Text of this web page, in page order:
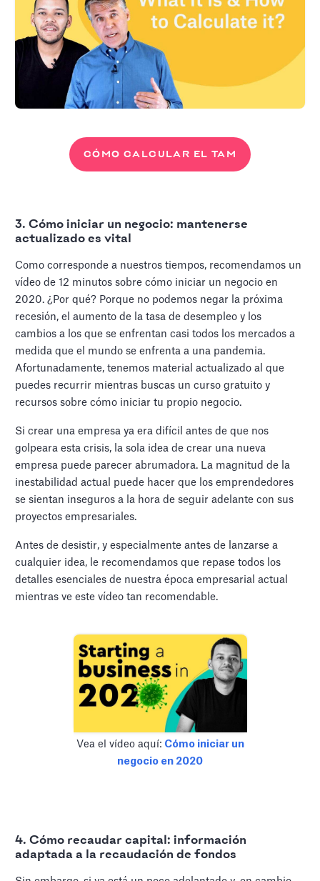
CÓMO CALCULAR EL TAM
3. Cómo iniciar un negocio: mantenerse
actualizado es vital
Como corresponde a nuestros tiempos, recomendamos un
vídeo de 12 minutos sobre cómo iniciar un negocio en
2020. ¿Por qué? Porque no podemos negar la próxima
recesión, el aumento de la tasa de desempleo y los
cambios a los que se enfrentan casi todos los mercados a
medida que el mundo se enfrenta a una pandemia.
Afortunadamente, tenemos material actualizado al que
puedes recurrir mientras buscas un curso gratuito y
recursos sobre cómo iniciar tu propio negocio.
Si crear una empresa ya era difícil antes de que nos
golpeara esta crisis, la sola idea de crear una nueva
empresa puede parecer abrumadora. La magnitud de la
inestabilidad actual puede hacer que los emprendedores
se sientan inseguros a la hora de seguir adelante con sus
proyectos empresariales.
Antes de desistir, y especialmente antes de lanzarse a
cualquier idea, le recomendamos que repase todos los
detalles esenciales de nuestra época empresarial actual
mientras ve este vídeo tan recomendable.
Vea el vídeo aquí: Cómo iniciar un
negocio en 2020
4. Cómo recaudar capital: información
adaptada a la recaudación de fondos